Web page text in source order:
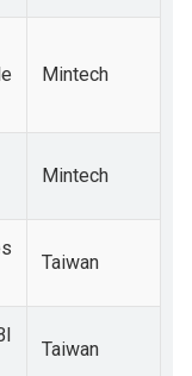
Mintech
Mintech
Taiwan
Taiwan